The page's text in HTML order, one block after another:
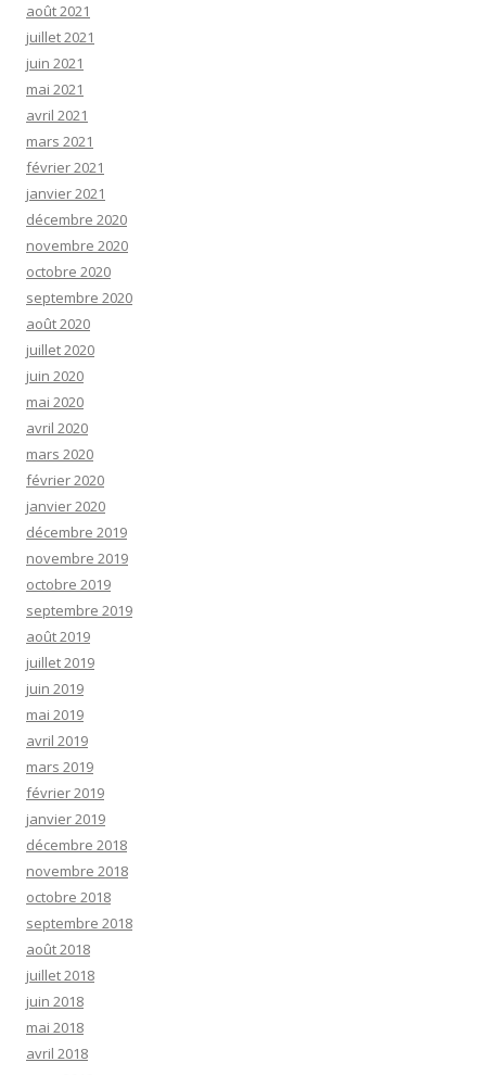
août 2021
juillet 2021
juin 2021
mai 2021
avril 2021
mars 2021
février 2021
janvier 2021
décembre 2020
novembre 2020
octobre 2020
septembre 2020
août 2020
juillet 2020
juin 2020
mai 2020
avril 2020
mars 2020
février 2020
janvier 2020
décembre 2019
novembre 2019
octobre 2019
septembre 2019
août 2019
juillet 2019
juin 2019
mai 2019
avril 2019
mars 2019
février 2019
janvier 2019
décembre 2018
novembre 2018
octobre 2018
septembre 2018
août 2018
juillet 2018
juin 2018
mai 2018
avril 2018